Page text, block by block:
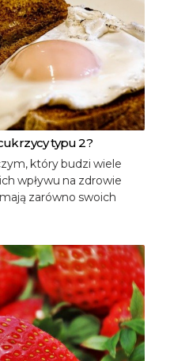
typu 2?
który budzi wiele
wpływu na zdrowie
zarówno swoich